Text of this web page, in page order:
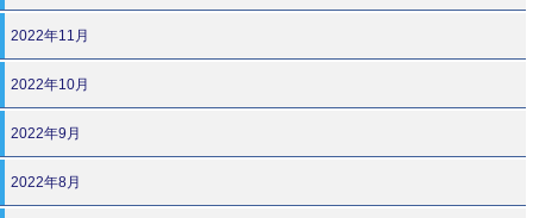
2022年11月
2022年10月
2022年9月
2022年8月